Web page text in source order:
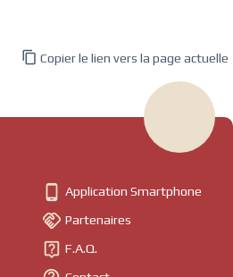
 Copier le lien vers la page actuelle
 Application Smartphone
 Partenaires
 F.A.Q.